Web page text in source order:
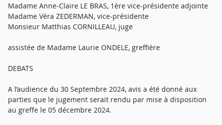
Madame Anne-Claire LE BRAS, 1ère vice-présidente adjointe
Madame Véra ZEDERMAN, vice-présidente
Monsieur Matthias CORNILLEAU, juge
assistée de Madame Laurie ONDELE, greffière
DEBATS
A l’audience du 30 Septembre 2024, avis a été donné aux
parties que le jugement serait rendu par mise à disposition
au greffe le 05 décembre 2024.